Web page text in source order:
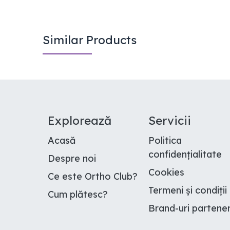
Similar Products
E​xplorează
Acasă
Despre noi
Ce este Ortho Club?
Cum plătesc?
Servicii
Politica
confidențialitate
Cookies
Termeni și condiții
Brand-uri